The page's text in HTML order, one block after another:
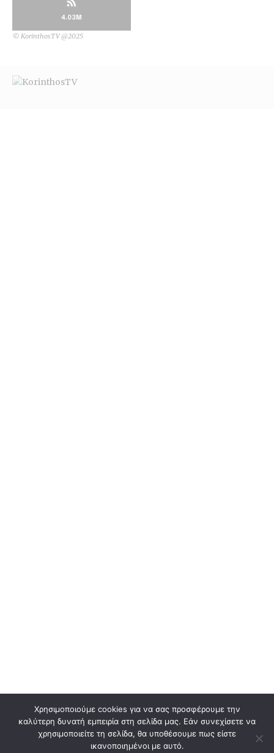
4.03M
© KorinthosTV @2025
Χρησιμοποιούμε cookies για να σας προσφέρουμε την
καλύτερη δυνατή εμπειρία στη σελίδα μας. Εάν συνεχίσετε να
χρησιμοποιείτε τη σελίδα, θα υποθέσουμε πως είστε
ικανοποιημένοι με αυτό.